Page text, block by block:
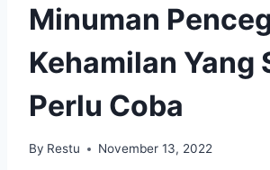
Minuman
Kehamilan Yang
Perlu Coba
By Restu November 13, 2022